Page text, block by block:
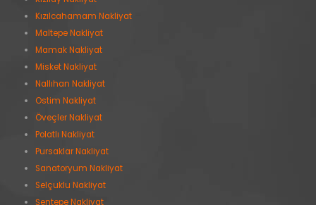
Kızılcahamam Nakliyat
Maltepe Nakliyat
Mamak Nakliyat
Misket Nakliyat
Nallıhan Nakliyat
Ostim Nakliyat
Öveçler Nakliyat
Polatlı Nakliyat
Pursaklar Nakliyat
Sanatoryum Nakliyat
Selçuklu Nakliyat
Şentepe Nakliyat